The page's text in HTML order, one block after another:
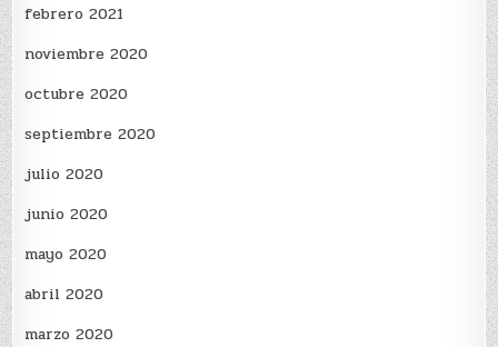
febrero 2021
noviembre 2020
octubre 2020
septiembre 2020
julio 2020
junio 2020
mayo 2020
abril 2020
marzo 2020